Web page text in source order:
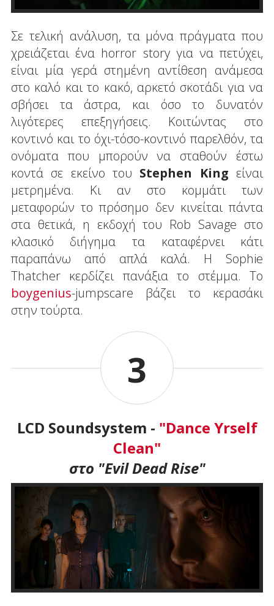
Σε τελική ανάλυση, τα μόνα πράγματα που
χρειάζεται ένα horror story για να πετύχει,
είναι μία γερά στημένη αντίθεση ανάμεσα
στο καλό και το κακό, αρκετό σκοτάδι για να
σβήσει τα άστρα, και όσο το δυνατόν
λιγότερες επεξηγήσεις. Κοιτώντας στο
κοντινό και το όχι-τόσο-κοντινό παρελθόν, τα
ονόματα που μπορούν να σταθούν έστω
κοντά σε εκείνο του Stephen King είναι
μετρημένα. Κι αν στο κομμάτι των
μεταφορών το πρόσημο δεν κινείται πάντα
στα θετικά, η εκδοχή του Rob Savage στο
κλασικό διήγημα τα καταφέρνει κάτι
παραπάνω από απλά καλά. Η Sophie
Thatcher κερδίζει πανάξια το στέμμα. Το
boygenius-jumpscare βάζει το κερασάκι
στην τούρτα.
3
LCD Soundsystem - "Dance Yrself
Clean"
στο "Evil Dead Rise"